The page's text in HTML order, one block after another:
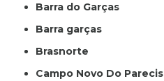
Barra do Garças
Barra garças
Brasnorte
Campo Novo Do Parecis